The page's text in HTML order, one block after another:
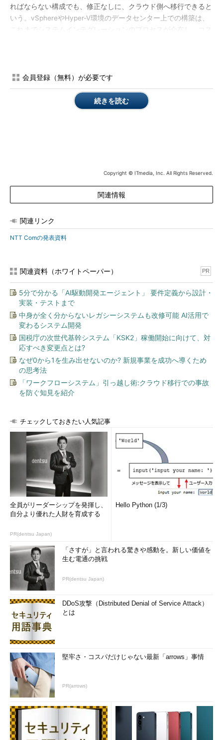
ればならない構成でも、修正なしに、クラウド側へ移行できると
いう。vSphereやHyper-V環境のデータセンター上での構築は、
これまでシステムインテグレーションのプロセスが介在し、コス
「ホステッドプライベートクラウド」ではユーザー組織が自
ら専有の仮想化環境をオンデマンドでつくれる。ベアメタル
一方「共有型クラウド」は、ベアメタルサーバ群を使ってNTT
スペックの仮想マシンおよびディスク領域を対象に、分単位で課
一般向けパブリッククラウドCloudnの一部サービスの基盤とし
て、OpenStackを使ってきた。新Enteprise CloudのOpenStack
環境は、これとは全く別に構築・運用されている。なお、
OpenStack、CloudStackに基づくCloudnは、Enterprise Cloudと
は顧客層の異なるパブリッククラウドとして、継続提供される。
「共有型クラウド」では、OpenStack環境を、ホステッドプ
ライベートクラウドと同一ネットワークで利用できる
これまでの説明からもお分かりいただけるように、新
Enterprise Cloudの基本的なサービス形態は、SoftLayerに近い。
原秀樹氏は、「ベンチマークとなるクラウドサービスに負けない
価格設定をしている」と話したが、これはSoftLayerに価格で負
けないという意味だ。
統合運用管理とネットワーク関連機能がキモ
新Enterprise Cloudの特徴の一つに、統合運用管理ポータル
「Cloud Management Platform」がある。これで、Enterprise
Cloudの2つのサービスプロダクトを統合的に運用できるほか、
Amazon Web Services（AWS）、Microsoft Azureの管理もでき
る。他社のサービスを併用している場合に、ばらばらな運用をす
ると負荷が増大することを防ぐのが目的という。
また、OpenStack、vSphere（vCenter）、Hyper-V、そして
Enterprise Cloud上のPaaSである「Cloud Foundry」について
は、各種のツールからAPI経由で直接操作することもできる。
Enterprise Cloudでは、ネットワーク関連の機能も興味深い。
会員登録（無料）が必要です
続きを読む
Copyright © ITmedia, Inc. All Rights Reserved.
関連情報
関連リンク
NTT Comの発表資料
関連資料（ホワイトペーパー） PR
5分で分かる「AI駆動開発エージェント」 要件定義から設計・
実装・テストまで
中身が全く分からないレガシーシステムも改修可能 AI活用で
変わるシステム開発
国税庁の次世代基幹システム「KSK2」稼働開始に向けて、対
応すべき変更点とは?
なぜ0から1を生み出せないのか? 新規事業を成功へ導くため
の思考法
「ワークフローシステム」引っ越し術:クラウド移行での事故
を防ぐ知見を紹介
チェックしておきたい人気記事
全員がリーダーシップを発揮し、
自分より優れた人財を育成する
PR(dentsu Japan)
Hello Python (1/3)
「さすが」と言われる驚きや感動を。新しい価値を
生む電通の挑戦
PR(dentsu Japan)
DDoS攻撃（Distributed Denial of Service Attack）
とは
堅牢さ・コスパだけじゃない最新「arrows」事情
PR(arrows)